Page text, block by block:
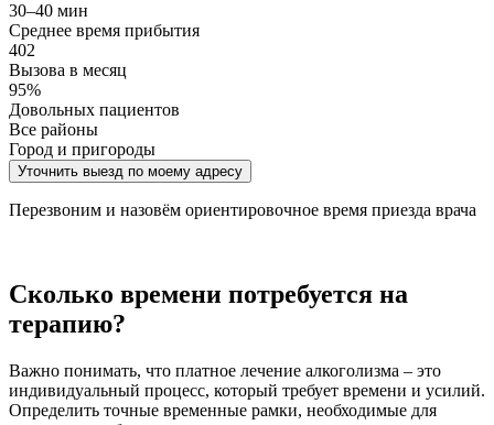
30–40 мин
Среднее время прибытия
402
Вызова в месяц
95%
Довольных пациентов
Все районы
Город и пригороды
Уточнить выезд по моему адресу
Перезвоним и назовём ориентировочное время приезда врача
Сколько времени потребуется на
терапию?
Важно понимать, что платное лечение алкоголизма – это
индивидуальный процесс, который требует времени и усилий.
Определить точные временные рамки, необходимые для